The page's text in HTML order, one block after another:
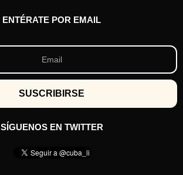
ENTÉRATE POR EMAIL
SÍGUENOS EN TWITTER